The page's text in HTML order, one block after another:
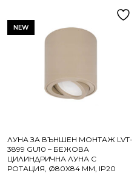
NEW
ЛУНА ЗА ВЪНШЕН МОНТАЖ LVT-
3899 GU10 – БЕЖОВА
ЦИЛИНДРИЧНА ЛУНА С
РОТАЦИЯ, Ø80X84 MM, IP20